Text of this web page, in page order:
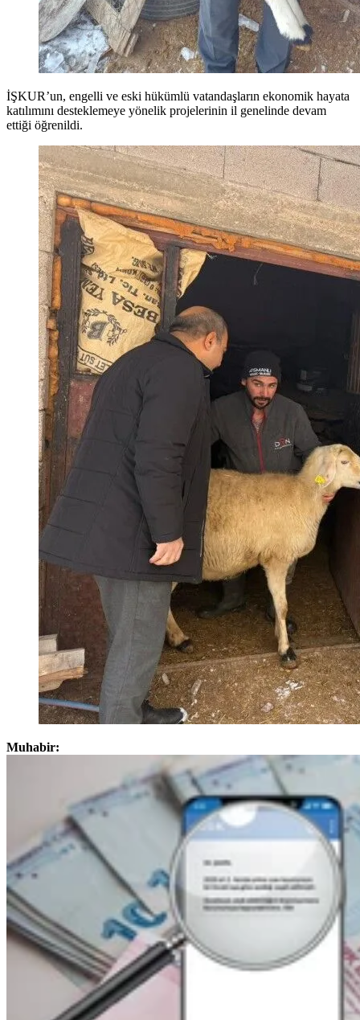
İŞKUR’un, engelli ve eski hükümlü vatandaşların ekonomik hayata
katılımını desteklemeye yönelik projelerinin il genelinde devam
ettiği öğrenildi.
Muhabir: